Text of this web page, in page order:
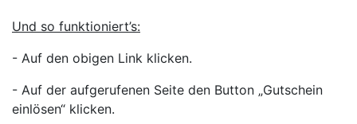
Und so funktioniert’s:
- Auf den obigen Link klicken.
- Auf der aufgerufenen Seite den Button „Gutschein
einlösen“ klicken.